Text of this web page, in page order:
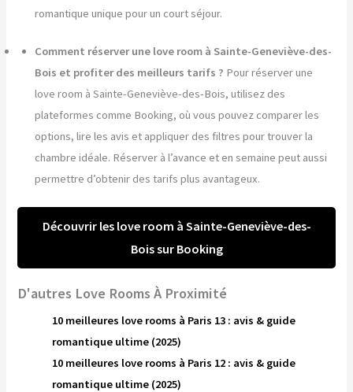
romantique unique pour un court séjour.
Comment réserver une love room à Sainte-Geneviève-des-
Bois et profiter des meilleurs tarifs ? Pour réserver une
love room à Sainte-Geneviève-des-Bois, utilisez des
plateformes comme Booking, où vous pouvez comparer les
options, lire les avis et appliquer des filtres pour trouver la
chambre idéale. Réserver à l’avance et en semaine peut aussi
permettre d’obtenir des tarifs plus avantageux.
Découvrir les love room à Sainte-Geneviève-des-
Bois sur Booking
D'autres Love Rooms À Proximité
10 meilleures love rooms à Paris 13 : avis & guide
romantique ultime (2025)
10 meilleures love rooms à Paris 12 : avis & guide
romantique ultime (2025)